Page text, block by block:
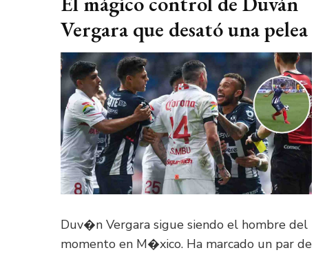
Vergara que desató una pelea
Duv�n Vergara sigue siendo el hombre del
momento en M�xico. Ha marcado un par de